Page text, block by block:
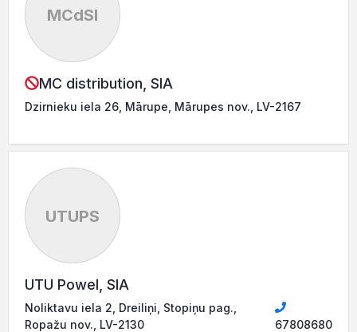
MCdSI
MC distribution, SIA
Dzirnieku iela 26, Mārupe, Mārupes nov., LV-2167
UTUPS
UTU Powel, SIA
Noliktavu iela 2, Dreiliņi, Stopiņu pag.,
Ropažu nov., LV-2130
67808680